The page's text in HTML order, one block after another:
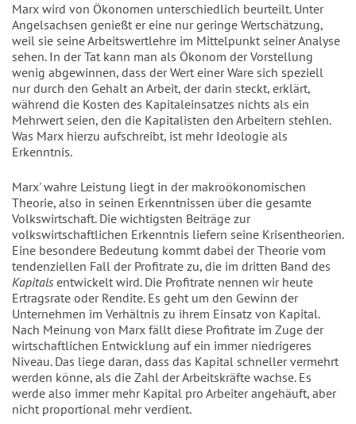
Marx wird von Ökonomen unterschiedlich beurteilt. Unter
Angelsachsen genießt er eine nur geringe Wertschätzung,
weil sie seine Arbeitswertlehre im Mittelpunkt seiner Analyse
sehen. In der Tat kann man als Ökonom der Vorstellung
wenig abgewinnen, dass der Wert einer Ware sich speziell
nur durch den Gehalt an Arbeit, der darin steckt, erklärt,
während die Kosten des Kapitaleinsatzes nichts als ein
Mehrwert seien, den die Kapitalisten den Arbeitern stehlen.
Was Marx hierzu aufschreibt, ist mehr Ideologie als
Erkenntnis.
Marx' wahre Leistung liegt in der makroökonomischen
Theorie, also in seinen Erkenntnissen über die gesamte
Volkswirtschaft. Die wichtigsten Beiträge zur
volkswirtschaftlichen Erkenntnis liefern seine Krisentheorien.
Eine besondere Bedeutung kommt dabei der Theorie vom
tendenziellen Fall der Profitrate zu, die im dritten Band des
Kapitals entwickelt wird. Die Profitrate nennen wir heute
Ertragsrate oder Rendite. Es geht um den Gewinn der
Unternehmen im Verhältnis zu ihrem Einsatz von Kapital.
Nach Meinung von Marx fällt diese Profitrate im Zuge der
wirtschaftlichen Entwicklung auf ein immer niedrigeres
Niveau. Das liege daran, dass das Kapital schneller vermehrt
werden könne, als die Zahl der Arbeitskräfte wachse. Es
werde also immer mehr Kapital pro Arbeiter angehäuft, aber
nicht proportional mehr verdient.